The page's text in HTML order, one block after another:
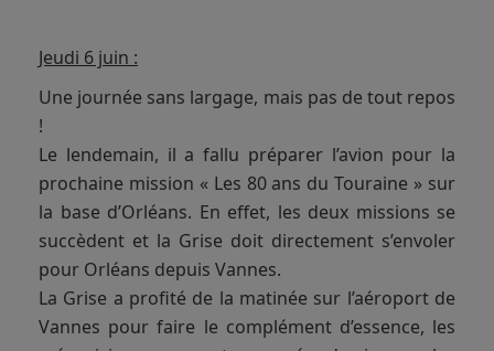
Jeudi 6 juin :
Une journée sans largage, mais pas de tout repos
!
Le lendemain, il a fallu préparer l’avion pour la
prochaine mission « Les 80 ans du Touraine » sur
la base d’Orléans. En effet, les deux missions se
succèdent et la Grise doit directement s’envoler
pour Orléans depuis Vannes.
La Grise a profité de la matinée sur l’aéroport de
Vannes pour faire le complément d’essence, les